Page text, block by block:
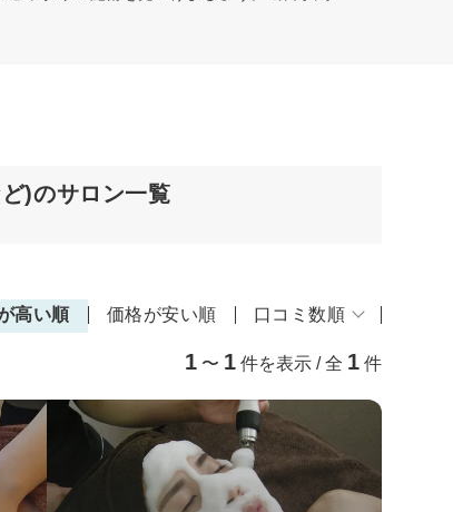
)のサロン一覧
高い順 価格が安い順 口コミ数順
1 〜 1 件を表示 / 全 1 件